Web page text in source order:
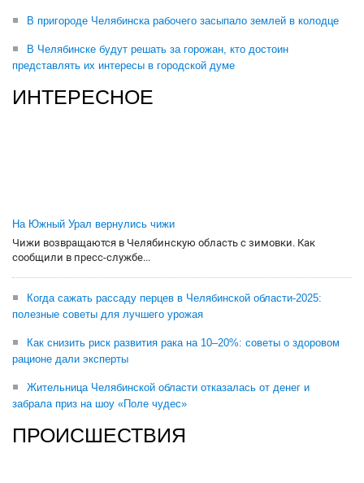
В пригороде Челябинска рабочего засыпало землей в колодце
В Челябинске будут решать за горожан, кто достоин
представлять их интересы в городской думе
ИНТЕРЕСНОЕ
На Южный Урал вернулись чижи
Чижи возвращаются в Челябинскую область с зимовки. Как
сообщили в пресс-службе...
Когда сажать рассаду перцев в Челябинской области-2025:
полезные советы для лучшего урожая
Как снизить риск развития рака на 10–20%: советы о здоровом
рационе дали эксперты
Жительница Челябинской области отказалась от денег и
забрала приз на шоу «Поле чудес»
ПРОИСШЕСТВИЯ